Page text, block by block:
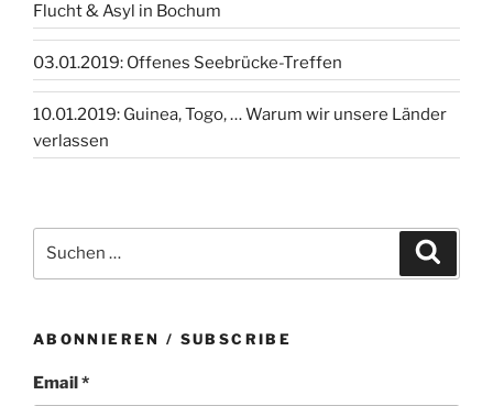
Flucht & Asyl in Bochum
03.01.2019: Offenes Seebrücke-Treffen
10.01.2019: Guinea, Togo, … Warum wir unsere Länder
verlassen
nach:
ABONNIEREN / SUBSCRIBE
Email *